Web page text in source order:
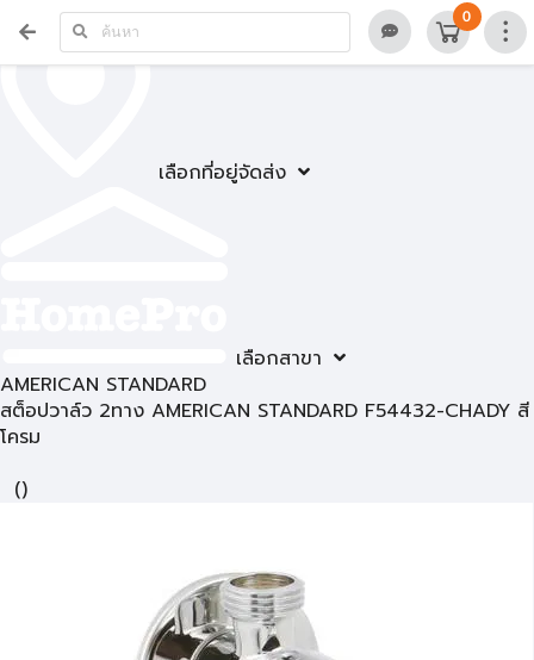
เลือกที่อยู่จัดส่ง
เลือกสาขา
0
AMERICAN STANDARD
สต็อปวาล์ว 2ทาง AMERICAN STANDARD F54432-CHADY สี
โครม
()